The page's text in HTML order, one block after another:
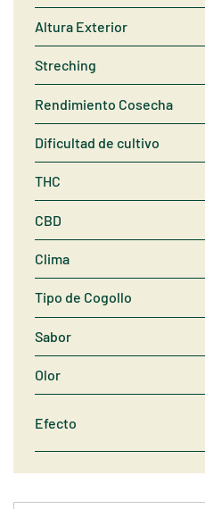
Altura Exterior
Streching
Rendimiento Cosecha
Dificultad de cultivo
THC
CBD
Clima
Tipo de Cogollo
Sabor
Olor
Efecto